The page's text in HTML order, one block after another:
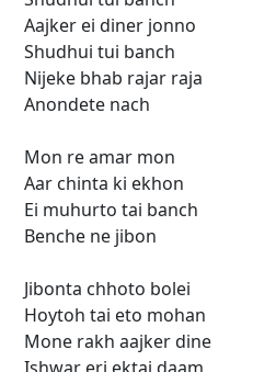
Aajker ei diner jonno
Shudhui tui banch
Nijeke bhab rajar raja
Anondete nach
Mon re amar mon
Aar chinta ki ekhon
Ei muhurto tai banch
Benche ne jibon
Jibonta chhoto bolei
Hoytoh tai eto mohan
Mone rakh aajker dine